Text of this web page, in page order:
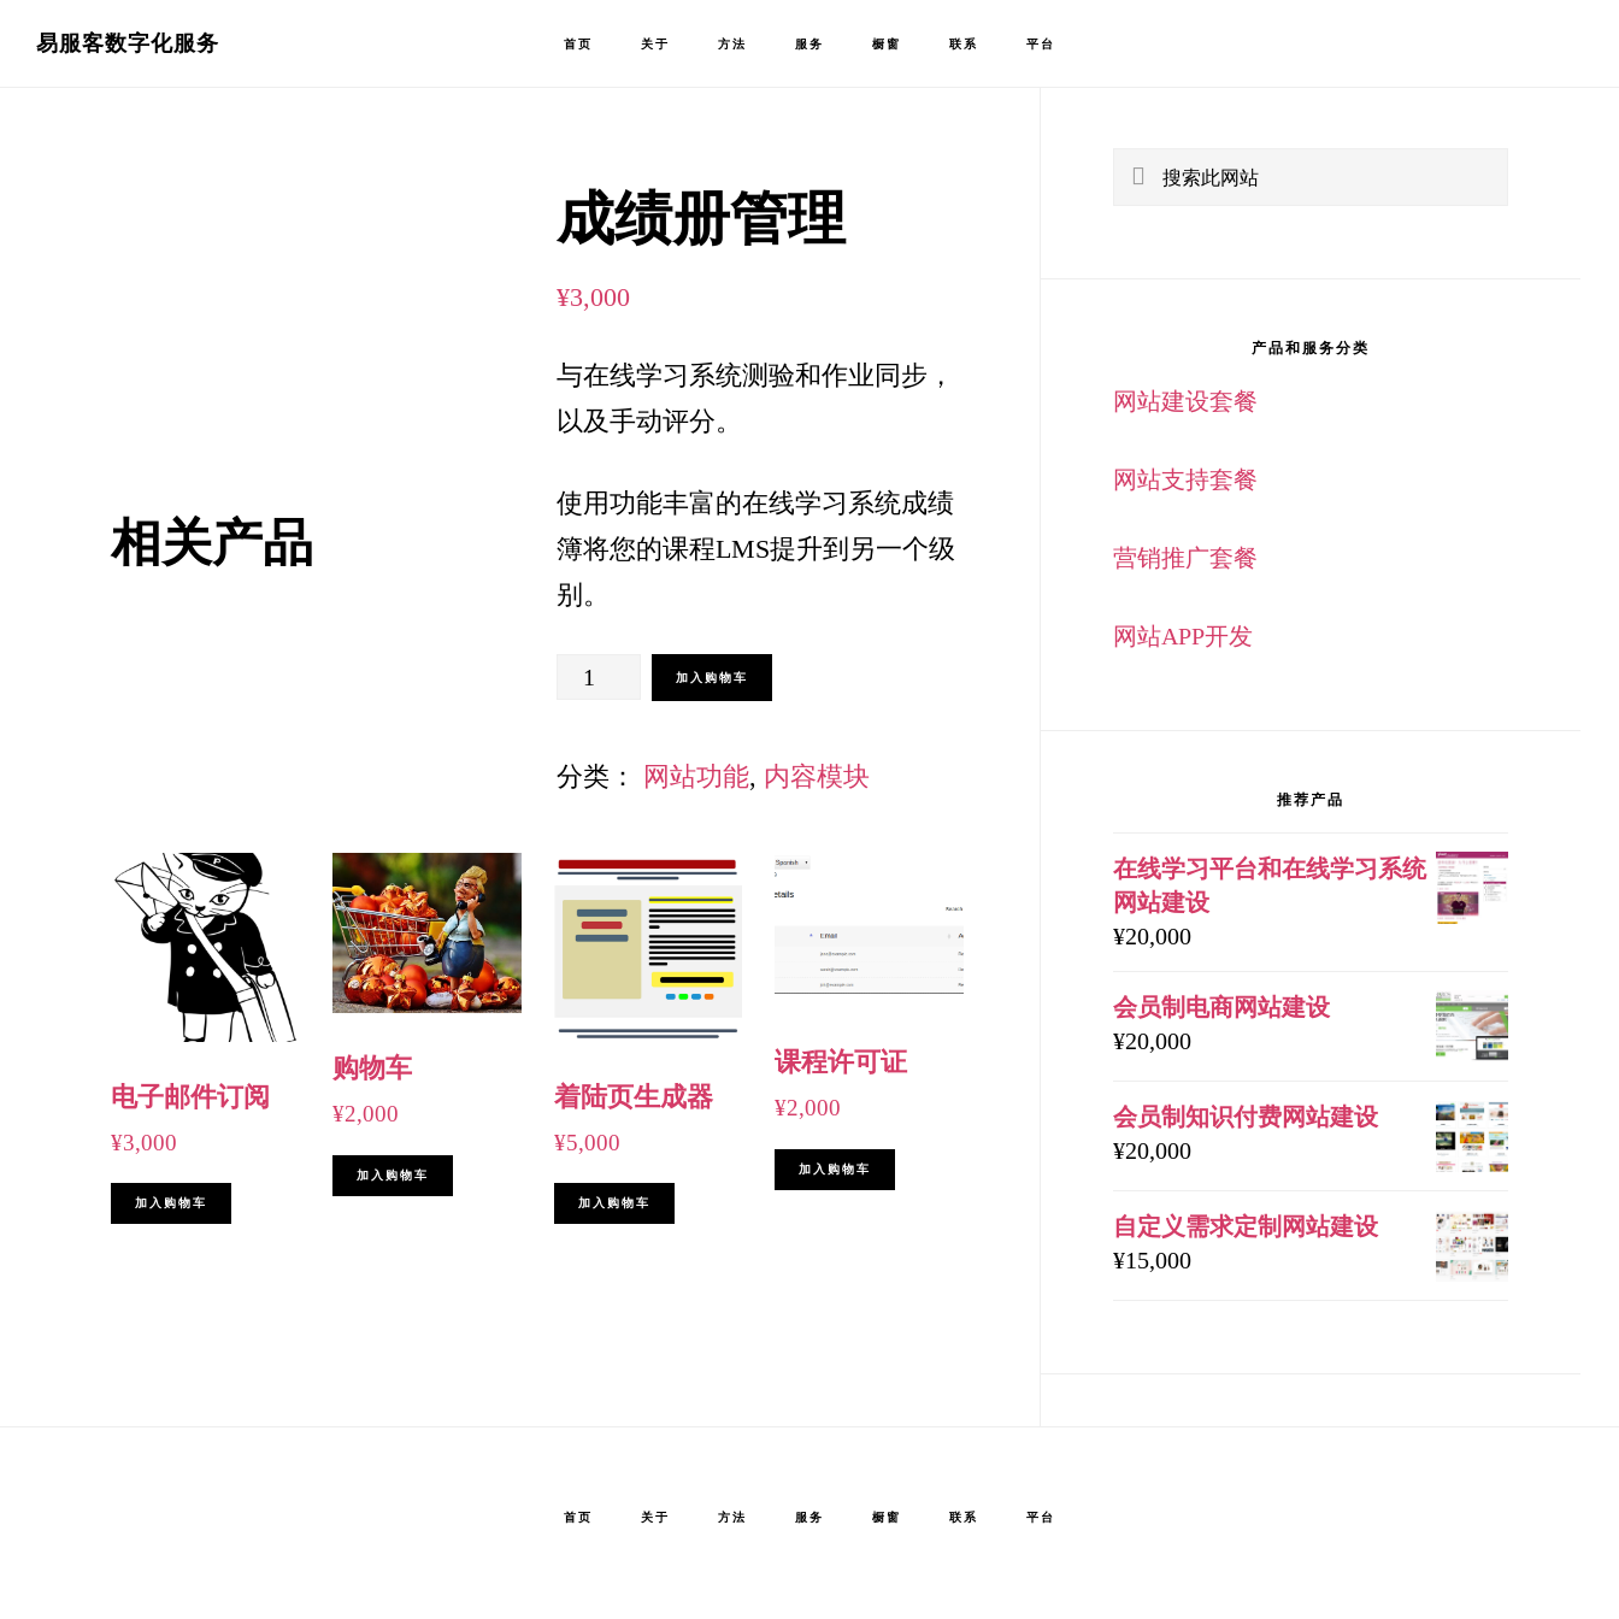
易服客数字化服务 首页 关于 方法 服务 橱窗 联系 平台
成绩册管理
¥3,000
与在线学习系统测验和作业同步，
以及手动评分。
使用功能丰富的在线学习系统成绩
簿将您的课程LMS提升到另一个级
别。
册
理
数
量
加入购物车
分类： 网站功能, 内容模块
相关产品
电子邮件订阅
¥3,000
加入购物车
购物车
¥2,000
加入购物车
着陆页生成器
¥5,000
加入购物车
课程许可证
¥2,000
加入购物车
搜
产品和服务分类
网站建设套餐
网站支持套餐
营销推广套餐
网站APP开发
推荐产品
在线学习平台和在线学习系统
网站建设
¥20,000
会员制电商网站建设
¥20,000
会员制知识付费网站建设
¥20,000
自定义需求定制网站建设
¥15,000
首页 关于 方法 服务 橱窗 联系 平台